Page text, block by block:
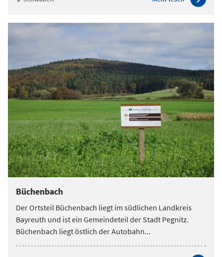
Büchenbach
Der Ortsteil Büchenbach liegt im südlichen Landkreis
Bayreuth und ist ein Gemeindeteil der Stadt Pegnitz.
Büchenbach liegt östlich der Autobahn...